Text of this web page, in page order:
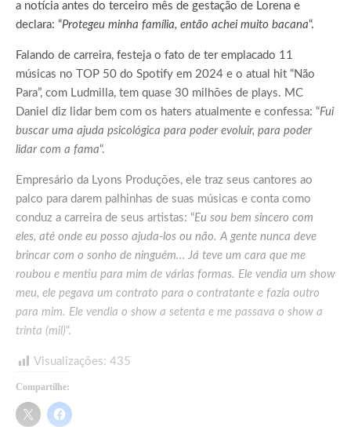
a notícia antes do terceiro mês de gestação de Lorena e
declara: “Protegeu minha família, então achei muito bacana“.
Falando de carreira, festeja o fato de ter emplacado 11
músicas no TOP 50 do Spotify em 2024 e o atual hit “Não
Para”, com Ludmilla, tem quase 30 milhões de plays. MC
Daniel diz lidar bem com os haters atualmente e confessa: “Fui
buscar uma ajuda psicológica para poder evoluir, para poder
lidar com a fama“.
Empresário da Lyons Produções, ele traz seus cantores ao
palco para darem palhinhas de suas músicas e conta como
conduz a carreira de seus artistas: “Eu sou bem sincero com
eles, até onde eu posso ajuda-los ou não. A gente nunca deve
brincar com o sonho de ninguém… Já teve um cara que me
roubou e mentiu para mim de várias formas. Ele vendia um show
meu, ele pegava um contrato para o contratante e fazia outro
para mim. Ele vendia o show a setenta e me passava o show a
trinta (mil)“.
Visualizações: 435
Compartilhe: